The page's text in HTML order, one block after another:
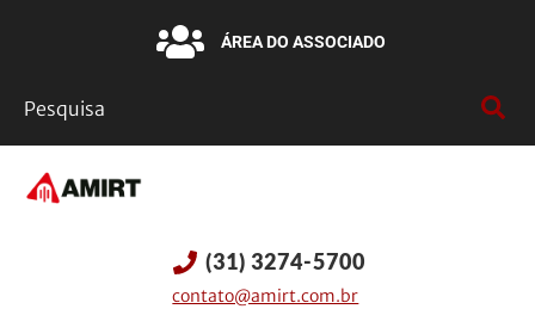
ÁREA DO ASSOCIADO
(31) 3274-5700
contato@amirt.com.br